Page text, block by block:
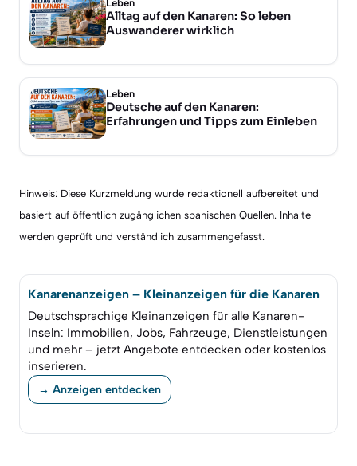
Leben
Alltag auf den Kanaren: So leben
Auswanderer wirklich
Leben
Deutsche auf den Kanaren:
Erfahrungen und Tipps zum Einleben
Hinweis: Diese Kurzmeldung wurde redaktionell aufbereitet und
basiert auf öffentlich zugänglichen spanischen Quellen. Inhalte
werden geprüft und verständlich zusammengefasst.
Kanarenanzeigen – Kleinanzeigen für die Kanaren
Deutschsprachige Kleinanzeigen für alle Kanaren-
Inseln: Immobilien, Jobs, Fahrzeuge, Dienstleistungen
und mehr – jetzt Angebote entdecken oder kostenlos
inserieren.
→ Anzeigen entdecken